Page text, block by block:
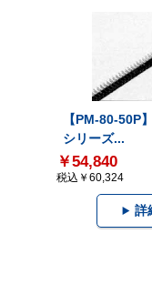
【PM-80-50P
シリーズ...
￥54,840
税込￥60,324
詳